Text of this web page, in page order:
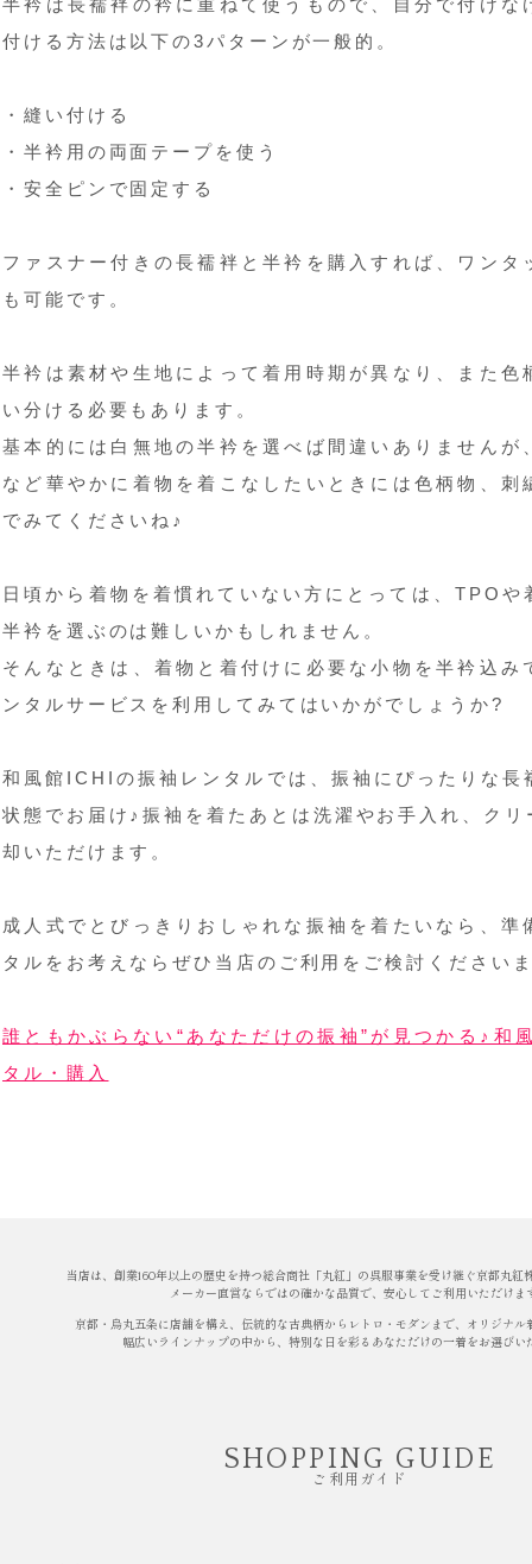
半衿は長襦袢の衿に重ねて使うもので、自分で付けな
付ける方法は以下の3パターンが一般的。
・縫い付ける
・半衿用の両面テープを使う
・安全ピンで固定する
ファスナー付きの長襦袢と半衿を購入すれば、ワンタ
も可能です。
半衿は素材や生地によって着用時期が異なり、また色
い分ける必要もあります。
基本的には白無地の半衿を選べば間違いありませんが
など華やかに着物を着こなしたいときには色柄物、刺
でみてくださいね♪
日頃から着物を着慣れていない方にとっては、TPOや
半衿を選ぶのは難しいかもしれません。
そんなときは、着物と着付けに必要な小物を半衿込み
ンタルサービスを利用してみてはいかがでしょうか?
和風館ICHIの振袖レンタルでは、振袖にぴったりな長
状態でお届け♪振袖を着たあとは洗濯やお手入れ、ク
却いただけます。
成人式でとびっきりおしゃれな振袖を着たいなら、準
タルをお考えならぜひ当店のご利用をご検討ください
誰ともかぶらない“あなただけの振袖”が見つかる♪和
タル・購入
当店は、創業160年以上の歴史を持つ総合商社「丸紅」の呉服事業を受け継ぐ京都丸紅
メーカー直営ならではの確かな品質で、安心してご利用いただけま
京都・烏丸五条に店舗を構え、伝統的な古典柄からレトロ・モダンまで、オリジナル
幅広いラインナップの中から、特別な日を彩るあなただけの一着をお選びい
SHOPPING GUIDE
ご利用ガイド